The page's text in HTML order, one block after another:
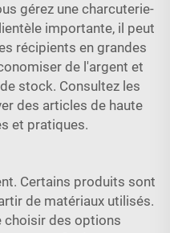
gérez une charcuterie-
importante, il peut
récipients en grandes
de l'argent et
stock. Consultez les
des articles de haute
et pratiques.
Certains produits sont
de matériaux utilisés.
choisir des options